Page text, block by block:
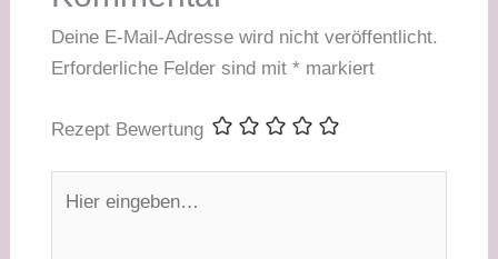
Deine E-Mail-Adresse wird nicht veröffentlicht.
Erforderliche Felder sind mit * markiert
Rezept Bewertung
eingeben…